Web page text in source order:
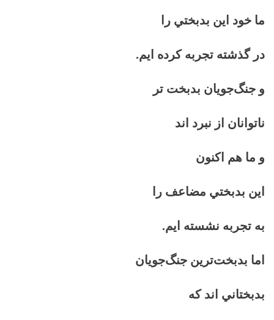
ما خود اين بدبختي را
در گذشته تجربه كرده ايم.
و جنگ‌جويان بدبخت تر
ناتوانان از نبرد اند
و ما هم اكنون
اين بدبختي مضاعف را
به تجربه نشسته ايم.
اما بدبخت‌ترين جنگ‌جويان
بدبختاني اند كه